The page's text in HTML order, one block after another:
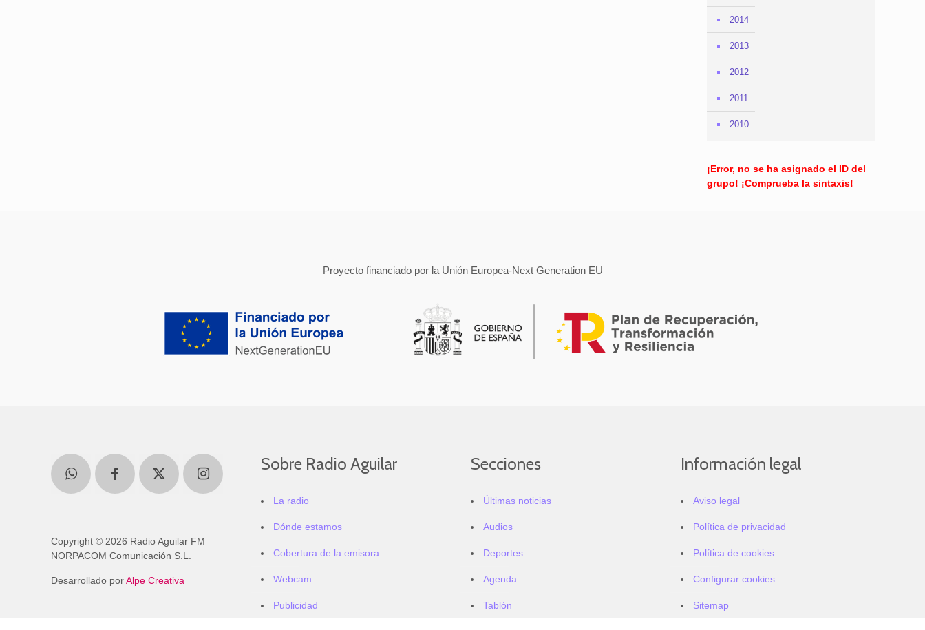
2014
2013
2012
2011
2010
¡Error, no se ha asignado el ID del
grupo! ¡Comprueba la sintaxis!
Proyecto financiado por la Unión Europea-Next Generation EU
Copyright © 2026 Radio Aguilar FM
NORPACOM Comunicación S.L.
Desarrollado porAlpe Creativa
Sobre Radio Aguilar
La radio
Dónde estamos
Cobertura de la emisora
Webcam
Publicidad
Secciones
Últimas noticias
Audios
Deportes
Agenda
Tablón
Información legal
Aviso legal
Política de privacidad
Política de cookies
Configurar cookies
Sitemap